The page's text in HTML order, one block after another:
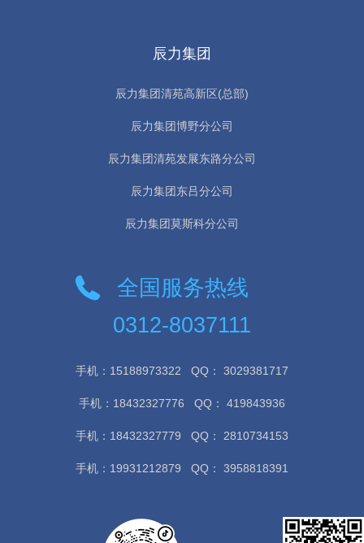
辰力集团
辰力集团清苑高新区(总部)
辰力集团博野分公司
辰力集团清苑发展东路分公司
辰力集团东吕分公司
辰力集团莫斯科分公司
全国服务热线
0312-8037111
手机：15188973322 QQ： 3029381717
手机：18432327776 QQ： 419843936
手机：18432327779 QQ： 2810734153
手机：19931212879 QQ： 3958818391